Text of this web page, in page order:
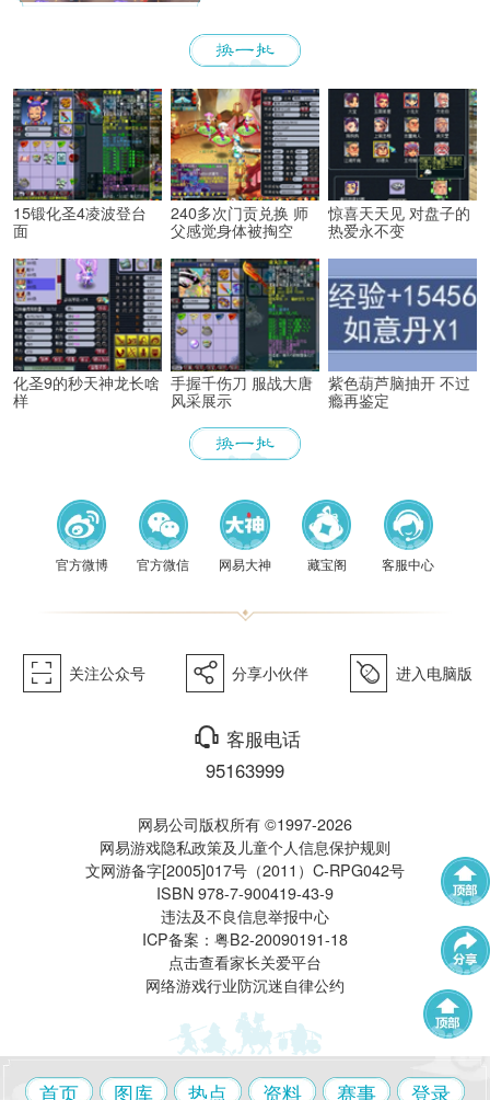
令牌、无双徽记等高价值道具，还
能解锁专属限时称谓、万界通廊摊
限定奖励。
15锻化圣4凌波登台
面
240多次门贡兑换 师
父感觉身体被掏空
惊喜天天见 对盘子的
热爱永不变
化圣9的秒天神龙长啥
样
手握千伤刀 服战大唐
风采展示
紫色葫芦脑抽开 不过
瘾再鉴定
《梦幻
西游》
电脑版
首页 图库 热点 资料 赛事 登录
武神坛 帮派联赛
帮派精英赛 赛事中心
官方微博 官方微信 网易大神 藏宝阁 客服中心
򰀁 关注公众号 򰀂 分享小伙伴 򰀄 进入电脑版
򰀃 客服电话
95163999
网易公司版权所有 ©1997-2026
网易游戏隐私政策及儿童个人信息保护规则
文网游备字[2005]017号（2011）C-RPG042号
ISBN 978-7-900419-43-9
违法及不良信息举报中心
ICP备案：粤B2-20090191-18
点击查看家长关爱平台
网络游戏行业防沉迷自律公约